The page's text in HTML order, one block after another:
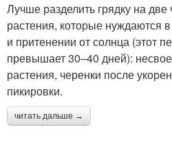
Лучше разделить грядку на
растения, которые нуждаются
и притенении от солнца (этот
превышает 30–40 дней):
растения, черенки после
пикировки.
читать дальше →